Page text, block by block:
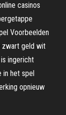
casinos
Voorbeelden
zwart geld wit
ingericht
in het spel
opnieuw